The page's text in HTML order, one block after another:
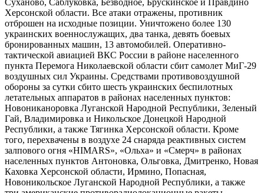
Херсонской области. Все атаки отражены, противник
отброшен на исходные позиции. Уничтожено более 130
украинских военнослужащих, два танка, девять боевых
бронированных машин, 13 автомобилей. Оперативно-​
тактической авиацией ВКС России в районе населенного
пункта Перемога Николаевской области сбит самолет МиГ-29
воздушных сил Украины. Средствами противовоздушной
обороны за сутки сбито шесть украинских беспилотных
летательных аппаратов в районах населенных пунктов:
Новониканоровка Луганской Народной Республики, Зеленый
Гай, Владимировка и Никольское Донецкой Народной
Республики, а также Тягинка Херсонской области. Кроме
того, перехвачены в воздухе 24 снаряда реактивных систем
залпового огня «HIMARS», «Ольха» и «Смерч» в районах
населенных пунктов Антоновка, Ольговка, Дмитренко, Новая
Каховка Херсонской области, Ирмино, Попасная,
Новоникольское Луганской Народной Республики, а также